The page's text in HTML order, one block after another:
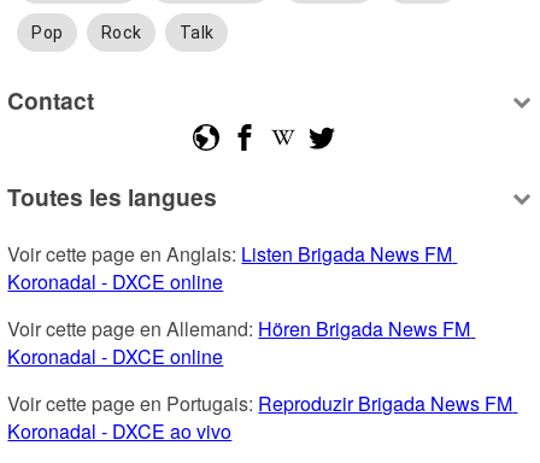
Pop Rock Talk
Contact
Toutes les langues
Voir cette page en Anglais: Listen Brigada News FM
Koronadal - DXCE online
Voir cette page en Allemand: Hören Brigada News FM
Koronadal - DXCE online
Voir cette page en Portugais: Reproduzir Brigada News FM
Koronadal - DXCE ao vivo